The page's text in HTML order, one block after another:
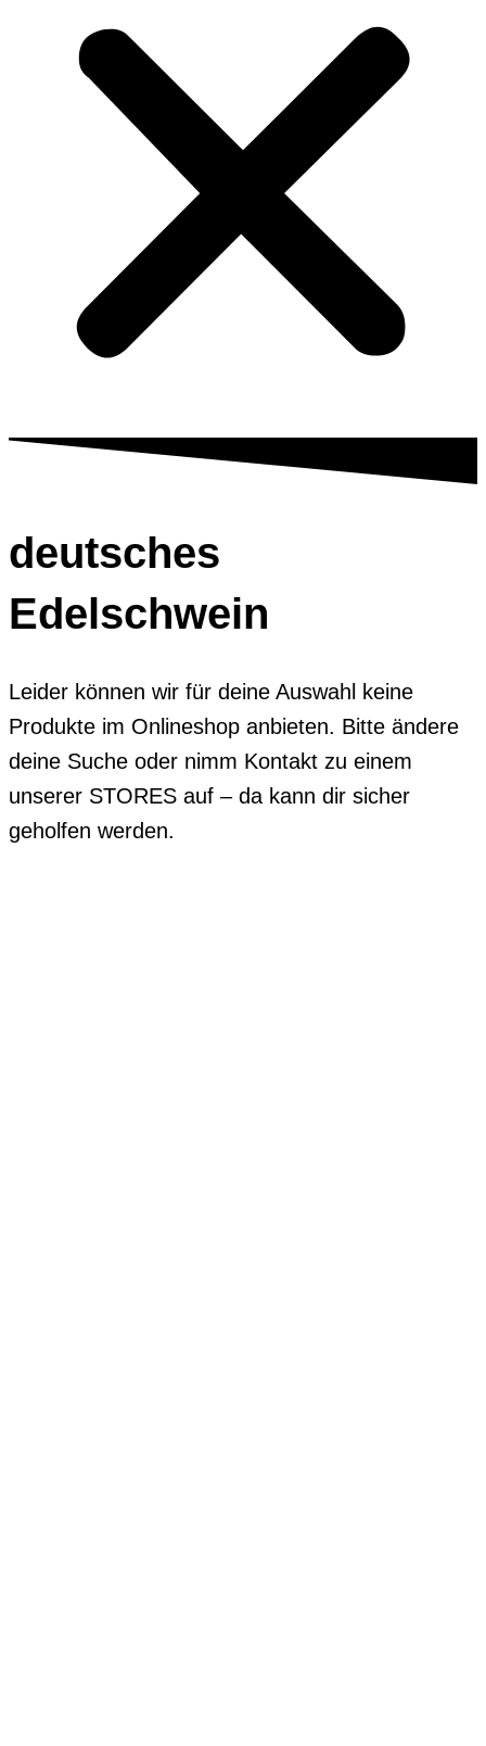
deutsches
Edelschwein
Leider können wir für deine Auswahl keine
Produkte im Onlineshop anbieten. Bitte ändere
deine Suche oder nimm Kontakt zu einem
unserer STORES auf – da kann dir sicher
geholfen werden.